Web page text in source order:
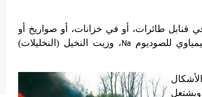
في قنابل طائرات، أو في خزانات، أو صواريخ أو
للصوديومNa، وزيت النخيل (النخليلات)